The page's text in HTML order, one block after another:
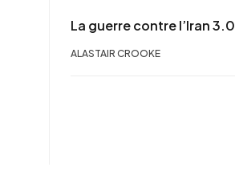
La guerre contre l’Iran 3.0
ALASTAIR CROOKE